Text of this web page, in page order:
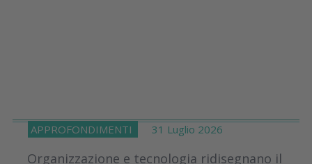
APPROFONDIMENTI 31 Luglio 2026
Organizzazione e tecnologia ridisegnano il